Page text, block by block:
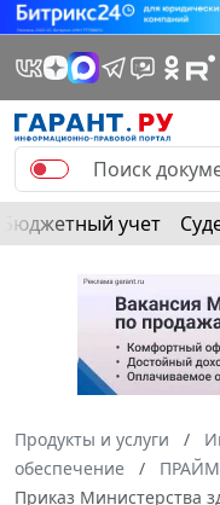
Бюджетный учет
Продукты и услуги
обеспечение
ПРАЙМ
Приказ Министерства